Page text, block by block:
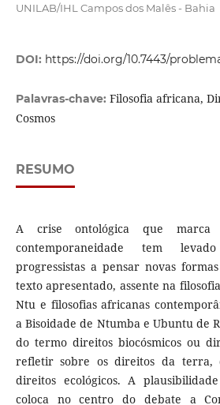
UNILAB/IHL Campos dos Malês - Bahia
DOI: https://doi.org/10.7443/
Palavras-chave: Filosofia africana,
Cosmos
RESUMO
A crise ontológica que marca
contemporaneidade tem
progressistas a pensar novas
texto apresentado, assente na
Ntu e filosofias africanas
a Bisoidade de Ntumba e Ubuntu de
do termo direitos biocósmicos ou
refletir sobre os direitos da terra,
direitos ecológicos. A
coloca no centro do debate a